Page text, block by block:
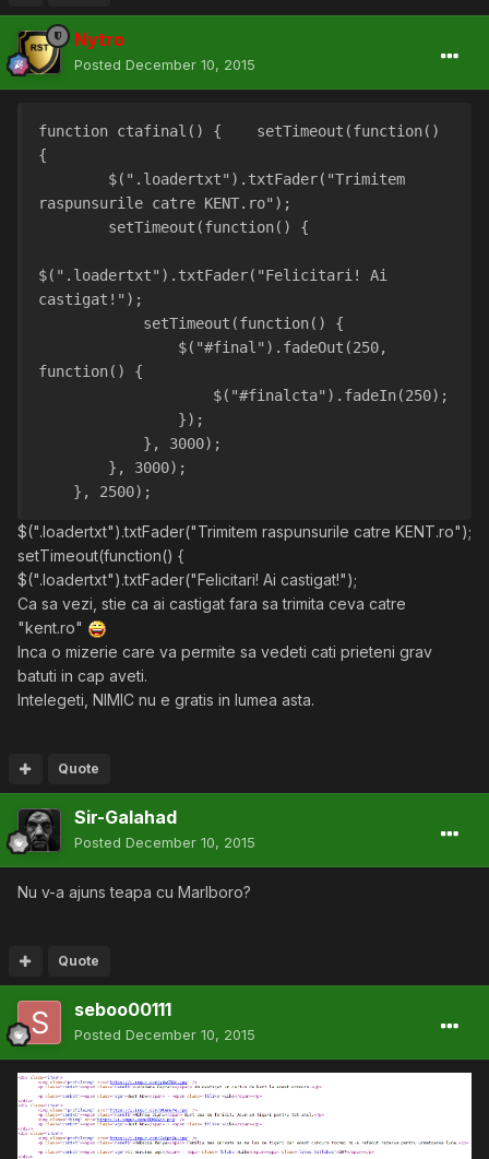
Nytro
Posted December 10, 2015
function ctafinal() {    setTimeout(function()
{
raspunsurile catre KENT.ro");
        setTimeout(function() {
$(".loadertxt").txtFader("Felicitari! Ai
castigat!");
            setTimeout(function() {
function() {
                    $("#finalcta").fadeIn(250);
                });
            }, 3000);
        }, 3000);
    }, 2500);
$(".loadertxt").txtFader("Trimitem raspunsurile catre KENT.ro");
setTimeout(function() {
$(".loadertxt").txtFader("Felicitari! Ai castigat!");
Ca sa vezi, stie ca ai castigat fara sa trimita ceva catre
"kent.ro"
Inca o mizerie care va permite sa vedeti cati prieteni grav
batuti in cap aveti.
Intelegeti, NIMIC nu e gratis in lumea asta.
Quote
Sir-Galahad
Posted December 10, 2015
Nu v-a ajuns teapa cu Marlboro?
Quote
seboo00111
Posted December 10, 2015